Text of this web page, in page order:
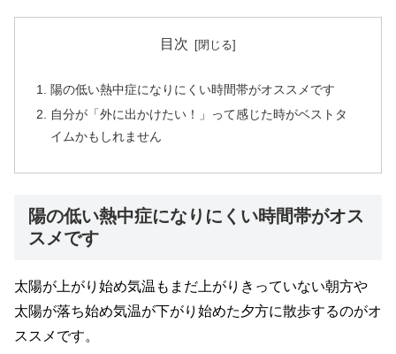
目次
陽の低い熱中症になりにくい時間帯がオススメです
自分が「外に出かけたい！」って感じた時がベストタ
イムかもしれません
陽の低い熱中症になりにくい時間帯がオス
スメです
太陽が上がり始め気温もまだ上がりきっていない朝方や
太陽が落ち始め気温が下がり始めた夕方に散歩するのがオ
ススメです。